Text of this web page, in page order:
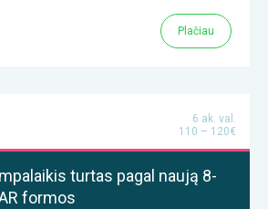
Plačiau
6 ak. val.
110 – 120€
turtas pagal naują 8-
formos